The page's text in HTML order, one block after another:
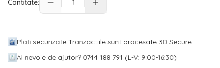
Cantitate:
Plati securizate Tranzactiile sunt procesate 3D Secure
Ai nevoie de ajutor? 0744 188 791 (L-V: 9:00-16:30)